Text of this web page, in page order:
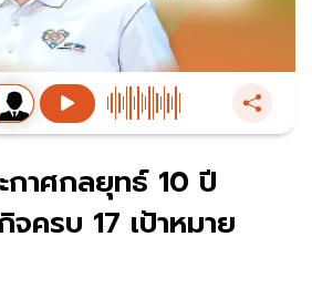
าศกลยุทธ์ 10 ปี
ครบ 17 เป้าหมาย